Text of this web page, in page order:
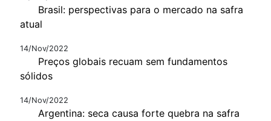
Brasil: perspectivas para o mercado na safra
atual
14/Nov/2022
Preços globais recuam sem fundamentos
sólidos
14/Nov/2022
Argentina: seca causa forte quebra na safra